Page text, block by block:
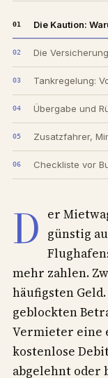
Die Kaution:
Die
Tankregelung:
Übergabe und
Zusatzfahrer,
Checkliste vor
D er
günstig
mehr zahlen.
häufigsten
geblockten
Vermieter eine
kostenlose
abgelehnt oder